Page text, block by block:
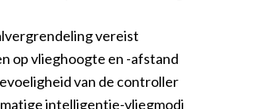
vereist
op vlieghoogte en -afstand
van de controller
intelligentie-vliegmodi